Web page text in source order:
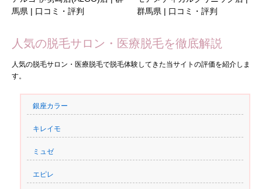
馬県 | 口コミ・評判
群馬県 | 口コミ・評判
人気の脱毛サロン・医療脱毛を徹底解説
人気の脱毛サロン・医療脱毛で脱毛体験してきた当サイトの評価を紹介しま
す。
銀座カラー
キレイモ
ミュゼ
エピレ